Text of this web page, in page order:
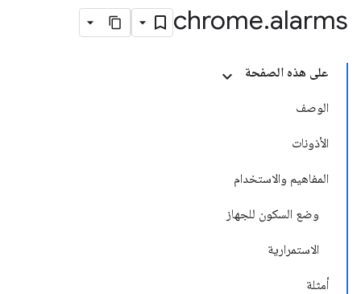
chrome.alarms
على هذه الصفحة
الوصف
الأذونات
المفاهيم والاستخدام
وضع السكون للجهاز
الاستمرارية
أمثلة